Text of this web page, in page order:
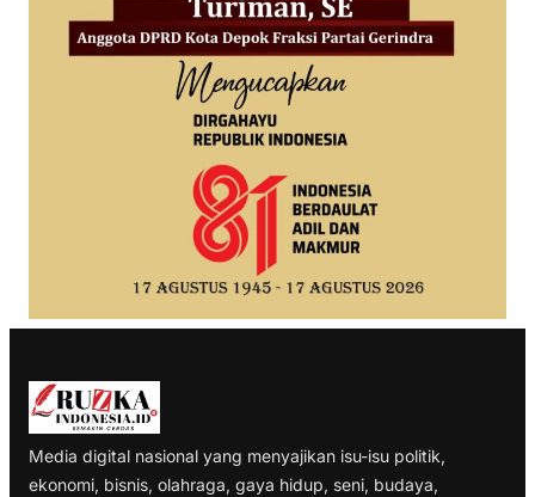
Media digital nasional yang menyajikan isu-isu politik,
ekonomi, bisnis, olahraga, gaya hidup, seni, budaya,